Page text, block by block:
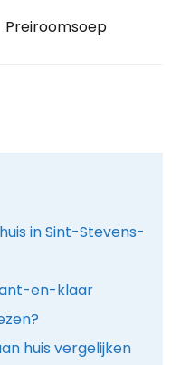
Preiroomsoep
in Sint-Stevens-
en-klaar
huis vergelijken